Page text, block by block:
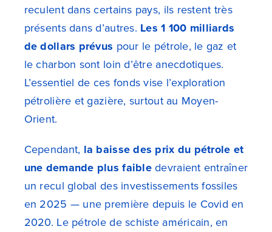
reculent dans certains pays, ils restent très
présents dans d’autres. Les 1 100 milliards
de dollars prévus pour le pétrole, le gaz et
le charbon sont loin d’être anecdotiques.
L’essentiel de ces fonds vise l’exploration
pétrolière et gazière, surtout au Moyen-
Orient.
Cependant, la baisse des prix du pétrole et
une demande plus faibledevraient entraîner
un recul global des investissements fossiles
en 2025 — une première depuis le Covid en
2020. Le pétrole de schiste américain, en